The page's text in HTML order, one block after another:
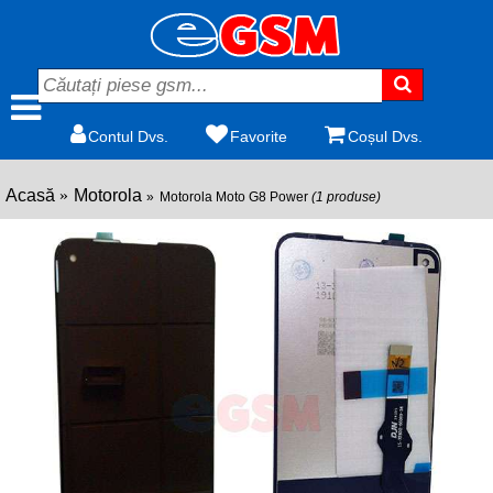
Contul Dvs. Favorite Coșul Dvs.
Acasă Motorola Motorola Moto G8 Power (1 produse)